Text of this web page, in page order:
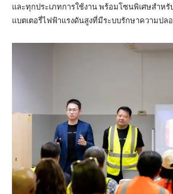
และทุกประเภทการใช้งาน พร้อมโซนพิเศษสำหรั
แบตเตอรี่ไฟฟ้าแรงดันสูงที่มีระบบรักษาความปล